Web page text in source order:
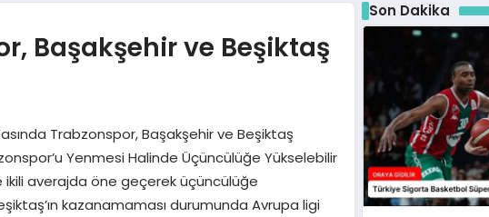
Başakşehir ve Beşiktaş
Trabzonspor, Başakşehir ve Beşiktaş
Yenmesi Halinde Üçüncülüğe Yükselebilir
ikili averajda öne geçerek üçüncülüğe
kazanamaması durumunda Avrupa ligi
Son Dakika